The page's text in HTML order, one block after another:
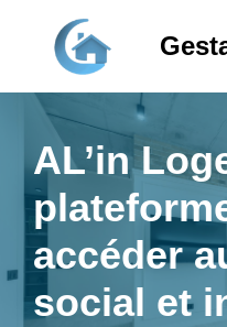
contenu
AL’in
accéder
social et